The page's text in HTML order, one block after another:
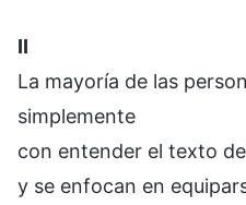
II
La mayoría de las
simplemente
con entender el texto
y se enfocan en